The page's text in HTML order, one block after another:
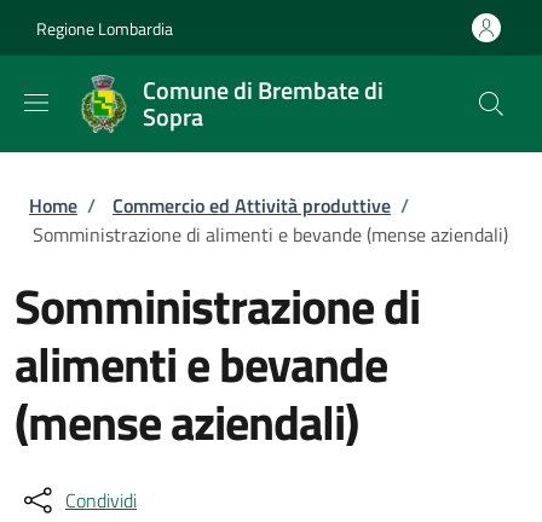
Regione Lombardia
Comune di Brembate di
Sopra
Briciole di pane
Home / Commercio ed Attività produttive /
Somministrazione di alimenti e bevande (mense aziendali)
Somministrazione di
alimenti e bevande
(mense aziendali)
Condividi